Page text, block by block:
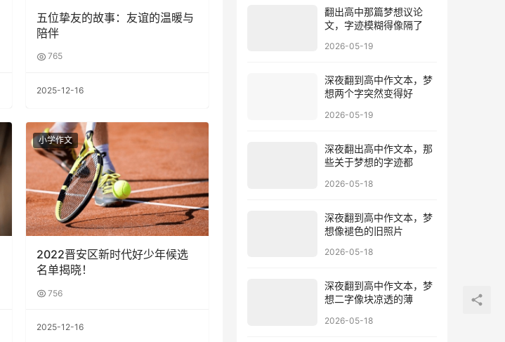
五位挚友的故事：友谊的温暖与
陪伴
765
2025-12-16
小学作文
2022晋安区新时代好少年候选
名单揭晓！
756
2025-12-16
翻出高中那篇梦想议论
文，字迹模糊得像隔了
2026-05-19
深夜翻到高中作文本，梦
想两个字突然变得好
2026-05-19
深夜翻出高中作文本，那
些关于梦想的字迹都
2026-05-18
深夜翻到高中作文本，梦
想像褪色的旧照片
2026-05-18
深夜翻到高中作文本，梦
想二字像块凉透的薄
2026-05-18